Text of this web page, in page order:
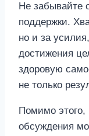
Не забывайте
поддержки.
но и за
достижения
здоровую
не только
Помимо
обсуждения